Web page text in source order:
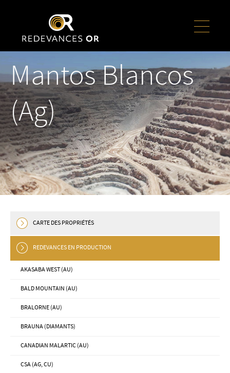
Mantos Blancos
(Ag)
CARTE DES PROPRIÉTÉS
REDEVANCES EN PRODUCTION
AKASABA WEST (AU)
BALD MOUNTAIN (AU)
BRALORNE (AU)
BRAUNA (DIAMANTS)
CANADIAN MALARTIC (AU)
CSA (AG, CU)